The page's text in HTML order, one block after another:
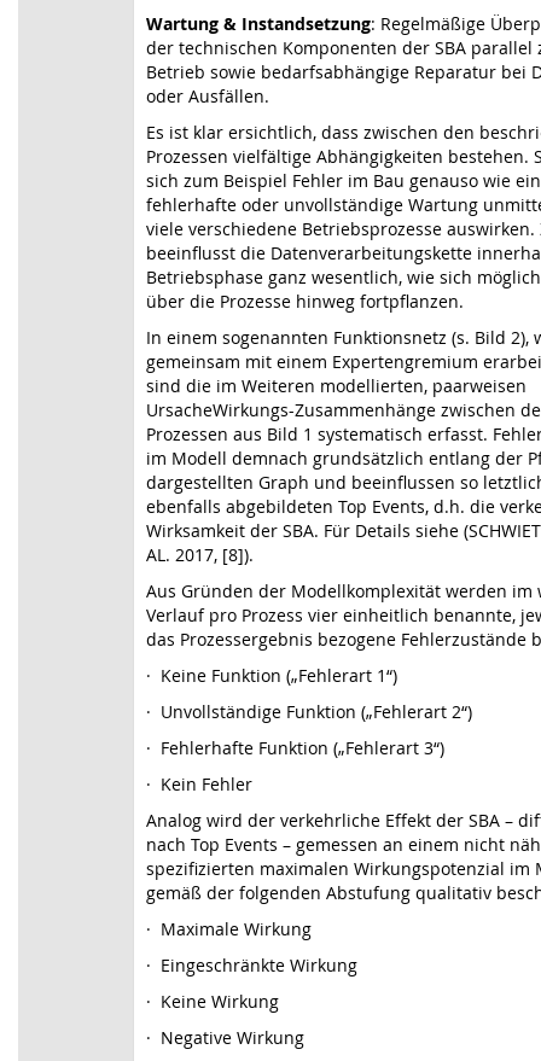
Wartung & Instandsetzung: Regelmäßige
der technischen Komponenten der SBA parallel
Betrieb sowie bedarfsabhängige Reparatur bei
oder Ausfällen.
Es ist klar ersichtlich, dass zwischen den
Prozessen vielfältige Abhängigkeiten bestehen.
sich zum Beispiel Fehler im Bau genauso wie
fehlerhafte oder unvollständige Wartung
viele verschiedene Betriebsprozesse auswirken.
beeinflusst die Datenverarbeitungskette
Betriebsphase ganz wesentlich, wie sich
über die Prozesse hinweg fortpflanzen.
In einem sogenannten Funktionsnetz (s. Bild 2),
gemeinsam mit einem Expertengremium
sind die im Weiteren modellierten, paarweisen
UrsacheWirkungs-Zusammenhänge zwischen
Prozessen aus Bild 1 systematisch erfasst.
im Modell demnach grundsätzlich entlang der
dargestellten Graph und beeinflussen so
ebenfalls abgebildeten Top Events, d.h. die
Wirksamkeit der SBA. Für Details siehe
AL. 2017, [8]).
Aus Gründen der Modellkomplexität werden im
Verlauf pro Prozess vier einheitlich benannte,
das Prozessergebnis bezogene Fehlerzustände
· Keine Funktion („Fehlerart 1“)
· Unvollständige Funktion („Fehlerart 2“)
· Fehlerhafte Funktion („Fehlerart 3“)
· Kein Fehler
Analog wird der verkehrliche Effekt der SBA –
nach Top Events – gemessen an einem nicht
spezifizierten maximalen Wirkungspotenzial im
gemäß der folgenden Abstufung qualitativ
· Maximale Wirkung
· Eingeschränkte Wirkung
· Keine Wirkung
· Negative Wirkung